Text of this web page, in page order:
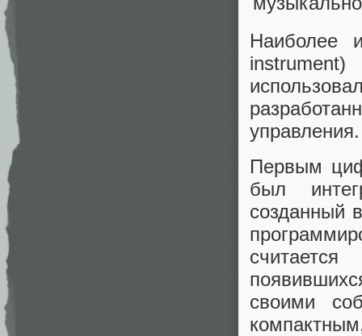
Наиболее
управления.
Первым
был
созданный
своими